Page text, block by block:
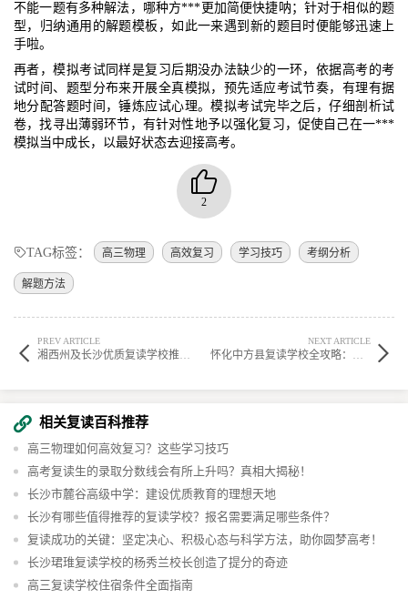
不能一题有多种解法，哪种方***更加简便快捷呐；针对于相似的题
型，归纳通用的解题模板，如此一来遇到新的题目时便能够迅速上
手啦。
再者，模拟考试同样是复习后期没办法缺少的一环，依据高考的考
试时间、题型分布来开展全真模拟，预先适应考试节奏，有理有据
地分配答题时间，锤炼应试心理。模拟考试完毕之后，仔细剖析试
卷，找寻出薄弱环节，有针对性地予以强化复习，促使自己在一***
模拟当中成长，以最好状态去迎接高考。
2
TAG标签： 高三物理 高效复习 学习技巧 考纲分析
解题方法
PREV ARTICLE
湘西州及长沙优质复读学校推荐：保靖学子如何科学选择理想院校？
NEXT ARTICLE
怀化中方县复读学校全攻略：择校指南、费用解析与成功经验分享
相关复读百科推荐
高三物理如何高效复习？这些学习技巧
高考复读生的录取分数线会有所上升吗？真相大揭秘！
长沙市麓谷高级中学：建设优质教育的理想天地
长沙有哪些值得推荐的复读学校？报名需要满足哪些条件？
复读成功的关键：坚定决心、积极心态与科学方法，助你圆梦高考！
长沙珺琟复读学校的杨秀兰校长创造了提分的奇迹
高三复读学校住宿条件全面指南